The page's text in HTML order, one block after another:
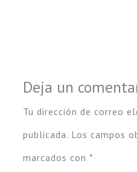
Deja un
Tu dirección de correo
publicada. Los campos
marcados con *